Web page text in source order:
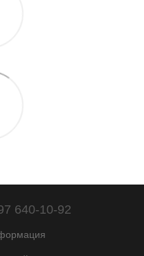
640-10-92